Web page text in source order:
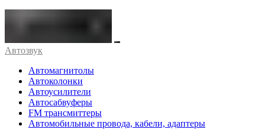
Автозвук
Автомагнитолы
Автоколонки
Автоусилители
Автосабвуферы
FM трансмиттеры
Автомобильные провода, кабели, адаптеры